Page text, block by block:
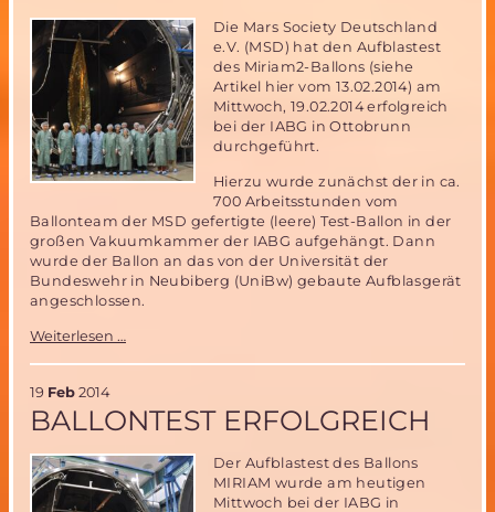
Die Mars Society Deutschland
e.V. (MSD) hat den Aufblastest
des Miriam2-Ballons (siehe
Artikel hier vom 13.02.2014) am
Mittwoch, 19.02.2014 erfolgreich
bei der IABG in Ottobrunn
durchgeführt.
Hierzu wurde zunächst der in ca.
700 Arbeitsstunden vom
Ballonteam der MSD gefertigte (leere) Test-Ballon in der
großen Vakuumkammer der IABG aufgehängt. Dann
wurde der Ballon an das von der Universität der
Bundeswehr in Neubiberg (UniBw) gebaute Aufblasgerät
angeschlossen.
Weiterlesen …
bei
der
in
Ottobrunn
19 Feb 2014
BALLONTEST ERFOLGREICH
Der Aufblastest des Ballons
MIRIAM wurde am heutigen
Mittwoch bei der IABG in